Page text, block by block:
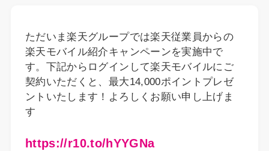
ただいま楽天グループでは楽天従業員からの
楽天モバイル紹介キャンペーンを実施中で
す。下記からログインして楽天モバイルにご
契約いただくと、最大14,000ポイントプレゼ
ントいたします！よろしくお願い申し上げま
す
https://r10.to/hYYGNa